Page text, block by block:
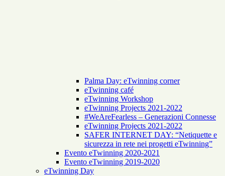
Palma Day: eTwinning corner
eTwinning café
eTwinning Workshop
eTwinning Projects 2021-2022
#WeAreFearless – Generazioni Connesse
eTwinning Projects 2021-2022
SAFER INTERNET DAY: “Netiquette e
sicurezza in rete nei progetti eTwinning”
Evento eTwinning 2020-2021
Evento eTwinning 2019-2020
eTwinning Day